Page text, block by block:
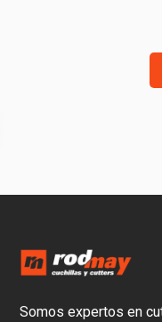
Somos expertos en